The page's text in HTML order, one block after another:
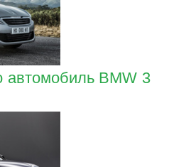
автомобиль BMW 3